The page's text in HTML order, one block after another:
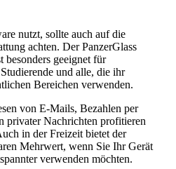
nutzt, sollte auch auf die
achten. Der PanzerGlass
besonders geeignet für
und alle, die ihr
Bereichen verwenden.
von E-Mails, Bezahlen per
privater Nachrichten profitieren
in der Freizeit bietet der
Mehrwert, wenn Sie Ihr Gerät
verwenden möchten.